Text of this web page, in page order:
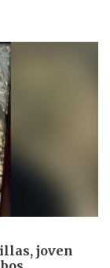
joven